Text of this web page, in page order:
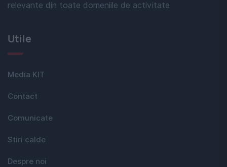
relevante din toate domeniile de activitate
Utile
Media KIT
Contact
Comunicate
Stiri calde
Despre noi